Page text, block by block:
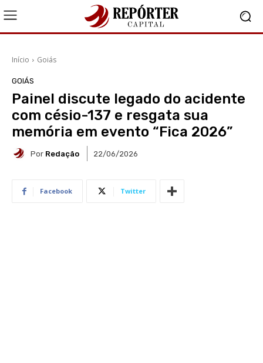
Início Goiás
GOIÁS
Painel discute legado do acidente
com césio-137 e resgata sua
memória em evento “Fica 2026”
Por Redação 22/06/2026
Facebook Twitter